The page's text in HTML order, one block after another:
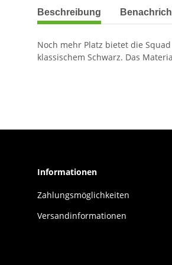
weitere Registerkarten anzeigen
Beschreibung
Noch mehr Platz bietet die
klassischem Schwarz. Das
Informationen
Zahlungsmöglichkeiten
Versandinformationen